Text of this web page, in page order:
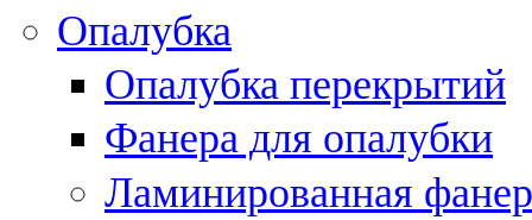
Опалубка
Опалубка перекрытий
Фанера для опалубки
Ламинированная